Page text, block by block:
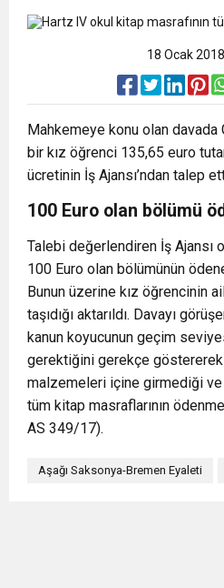
18 Ocak
Mahkemeye konu olan davada
bir kız öğrenci 135,65 euro
ücretinin İş Ajansı’ndan talep
100 Euro olan bölümü
Talebi değerlendiren İş Ajansı
100 Euro olan bölümünün
Bunun üzerine kız öğrencinin
taşıdığı aktarıldı. Davayı
kanun koyucunun geçim
gerektiğini gerekçe göstererek
malzemeleri içine girmediği
tüm kitap masraflarının
AS 349/17).
Aşağı Saksonya-Bremen Eyaleti